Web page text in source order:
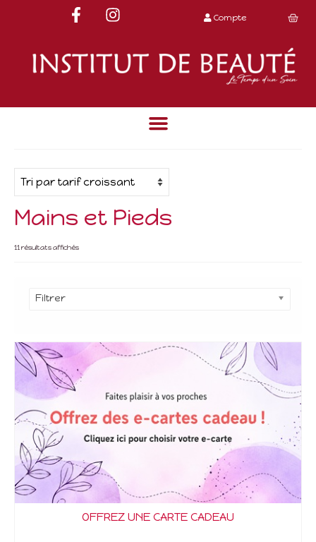
Compte
Mains et Pieds
11 résultats affichés
Filtrer
OFFREZ UNE CARTE CADEAU